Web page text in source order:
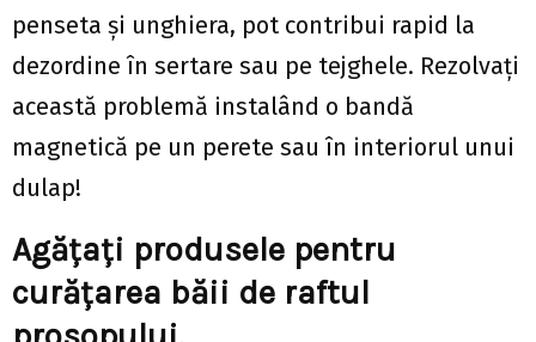
penseta și unghiera, pot contribui rapid la
dezordine în sertare sau pe tejghele. Rezolvați
această problemă instalând o bandă
magnetică pe un perete sau în interiorul unui
dulap!
Agățați produsele pentru
curățarea băii de raftul